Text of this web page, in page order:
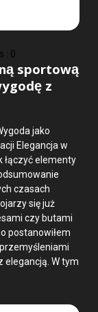
: 0
sportową
z
jako
Elegancja w
łączyć elementy
czasach
się już
czy butami
postanowiłem
elegancją. W tym